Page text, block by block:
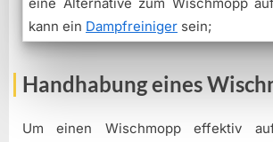
kann ein Dampfreiniger sein;
Handhabung eines
Um einen Wischmopp effektiv